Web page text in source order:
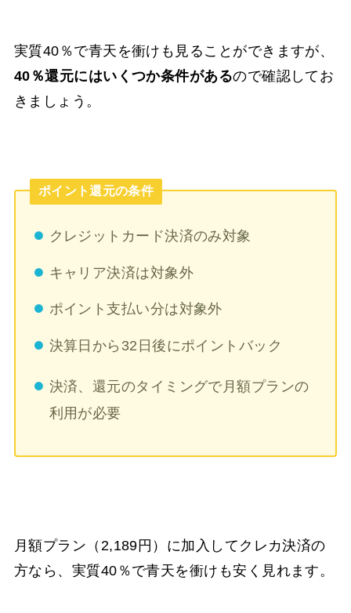
実質40％で青天を衝けも見ることができますが、
40％還元にはいくつか条件があるので確認してお
きましょう。
ポイント還元の条件
クレジットカード決済のみ対象
キャリア決済は対象外
ポイント支払い分は対象外
決算日から32日後にポイントバック
決済、還元のタイミングで月額プランの
利用が必要
月額プラン（2,189円）に加入してクレカ決済の
方なら、実質40％で青天を衝けも安く見れます。